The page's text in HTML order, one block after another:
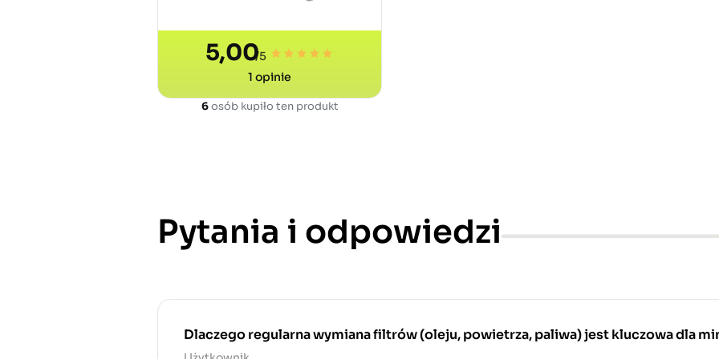
5,00/5
1 opinie
6osób kupiło ten produkt
Pytania i odpowiedzi
Dlaczego regularna wymiana filtrów (oleju, powietrza, paliwa) jest kluczowa dla